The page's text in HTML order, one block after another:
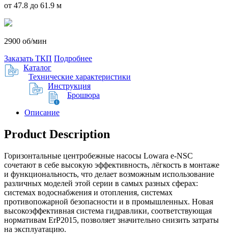
от 47.8 до 61.9 м
2900 об/мин
Заказать ТКП Подробнее
Каталог
Технические характеристики
Инструкция
Брошюра
Описание
Product Description
Горизонтальные центробежные насосы Lowara e-NSC
сочетают в себе высокую эффективность, лёгкость в монтаже
и функциональность, что делает возможным использование
различных моделей этой серии в самых разных сферах:
системах водоснабжения и отопления, системах
противопожарной безопасности и в промышленных. Новая
высокоэффективная система гидравлики, соответствующая
нормативам ErP2015, позволяет значительно снизить затраты
на эксплуатацию.